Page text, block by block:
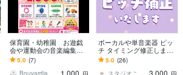
保育園・幼稚園 お遊戯
会や運動会の音楽編集し
ます 歌いやすい、踊りや
すいように編集！キーや
5.0 (7)
Bouvardia music
1,000
ボーカルや単音楽器 ピッ
チ タイミング修正します
1パート3000円でご対応
フルでも追加料金なし！
5.0 (26)
スタジオこわね
3,000